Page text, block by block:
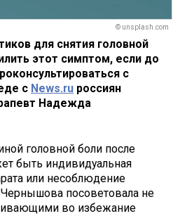
© unsplash.com
для снятия головной
этот симптом, если до
с
с News.ru россиян
Надежда
головной боли после
быть индивидуальная
или несоблюдение
посоветовала не
во избежание